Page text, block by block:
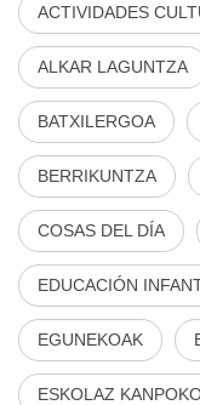
ACTIVIDADES
ALKAR LAGUNTZA
BATXILERGOA
BERRIKUNTZA
COSAS DEL DÍA
EDUCACIÓN
EGUNEKOAK
ESKOLAZ